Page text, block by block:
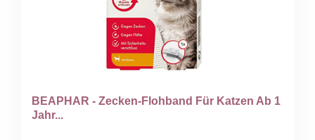
BEAPHAR - Zecken-Flohband Für Katzen Ab 1
Jahr...